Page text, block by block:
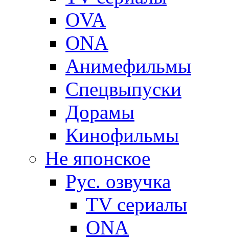
OVA
ONA
Анимефильмы
Спецвыпуски
Дорамы
Кинофильмы
Не японское
Рус. озвучка
TV сериалы
ONA